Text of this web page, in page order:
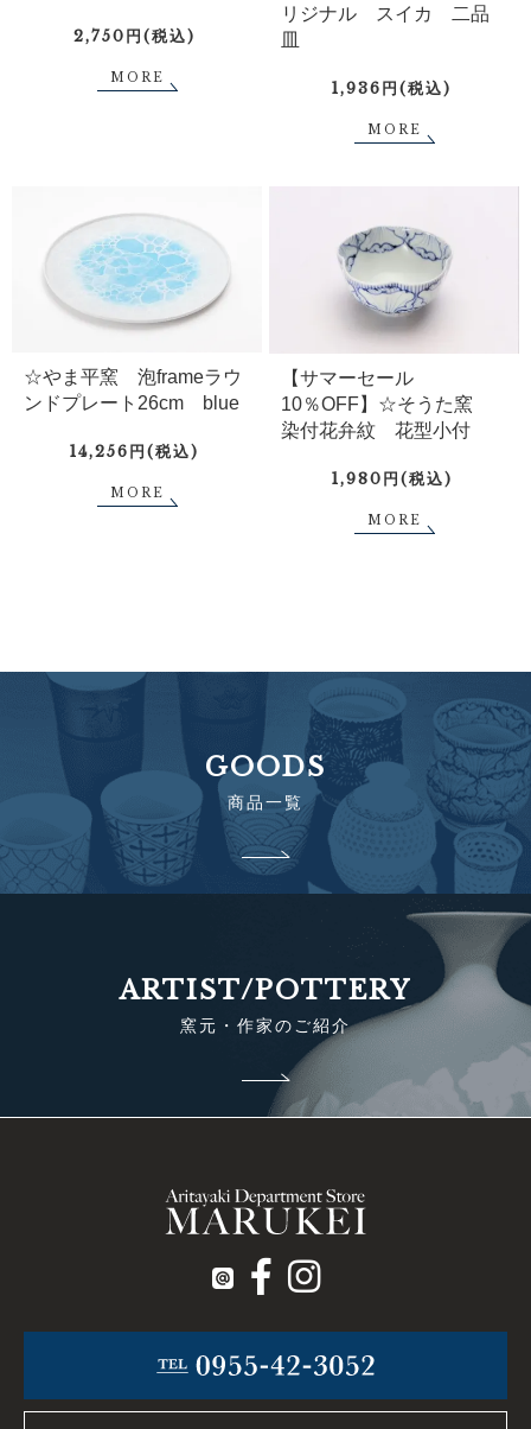
2,750円(税込)
MORE
リジナル スイカ 二品
皿
1,936円(税込)
MORE
☆やま平窯 泡frameラウ
ンドプレート26cm blue
14,256円(税込)
MORE
【サマーセール
10％OFF】☆そうた窯
染付花弁紋 花型小付
1,980円(税込)
MORE
GOODS
商品一覧
ARTIST/POTTERY
窯元・作家のご紹介